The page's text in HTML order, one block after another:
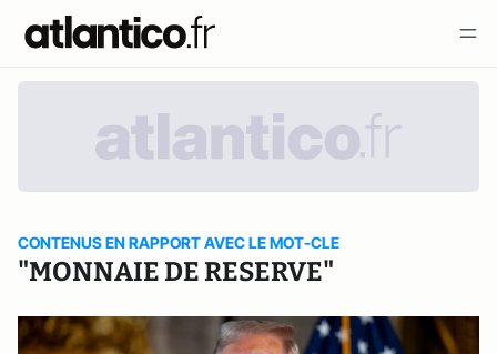
CONTENUS EN RAPPORT AVEC LE MOT-CLE
"MONNAIE DE RESERVE"